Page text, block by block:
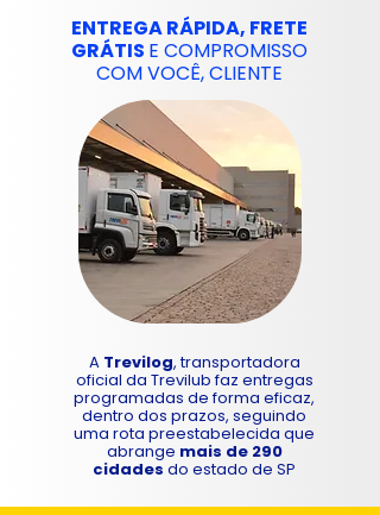
ENTREGA RÁPIDA, FRETE
GRÁTIS E COMPROMISSO
COM VOCÊ, CLIENTE
AS
FRETEG
A Trevilog, transportadora
oficial da Trevilub faz entregas
programadas de forma eficaz,
dentro dos prazos, seguindo
uma rota preestabelecida que
abrange mais de 290
cidades do estado de SP